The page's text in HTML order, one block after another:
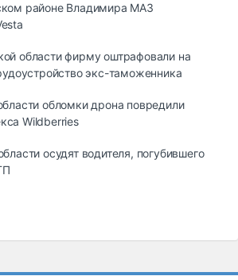
районе Владимира МАЗ
области фирму оштрафовали на
экс-таможенника
обломки дрона повредили
Wildberries
осудят водителя, погубившего